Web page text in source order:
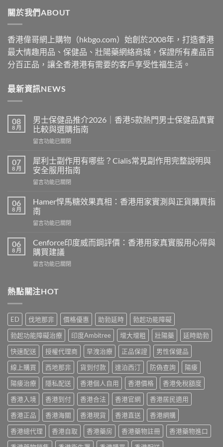
關於我們ABOUT
香港偉哥網上購物（hkbgo.com）始創於2008年，打造香港
最大情趣用品、保健品、壯陽藥網絡商城，保證所有產品百
分百正品，讓全香港港有需要的客戶享受性福生活。
最新資訊NEWS
08
8 月
男士保健品推介2026｜香港5款熱門男士保健品真實
比較與選購指南
在
士
保
健
品
介
2026
｜
香
5
款
門
保
真
實
比
較
與
選
購
指
南〉
中
留言功能已關閉
07
8 月
犀利士副作用有哪些？Cialis常見副作用完整說明與
安全服用指南
在
利
士
副
作
有
哪
些？
Cialis
副
完
整
說
明
與
安
全
服
用
指
南〉
中
留言功能已關閉
06
8 月
Hamer悍馬糖效果真相：香港用家實測與正貨購買指
南
在
悍
馬
糖
效
相：
用
家
實
測
與
正
貨
購
買
指
南〉
中
留言功能已關閉
06
8 月
Cenforce印度威而鋼評價：香港用家真實服用心得與
購買建議
在
度
威
鋼
評
價：
香
港
用
家
真
實
服
用
心
得
與
購
買
留言功能已關閉
熱點關注HOT
ED 伐地那非 價格優惠 助勃延時
勃起功能障礙
勃起功能障礙治療
印度Ambitree 增大增粗 壯陽藥
延時助勃
快速配送
授權代理商 早洩治療 正品保證
男性保健品
線上購買
西地那非 貨到付款 達泊西汀 防偽查詢
陽痿
陽痿治療
隱私配送 香港個人自用 香港價格
香港免稅額度
香港入境
香港到付 香港合法 香港官網
香港居民適用
香港正品
香港海關 香港現貨 香港直送
香港網購
香港總代理
香港自取 香港藥房 香港藥物註冊
香港藥物進口